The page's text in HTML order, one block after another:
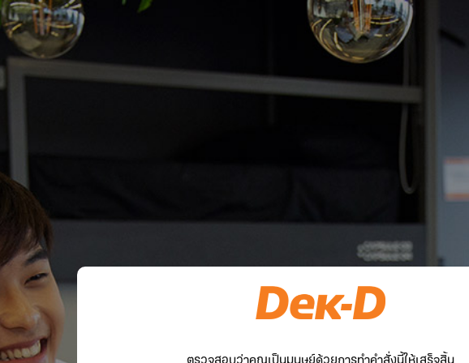
ตรวจสอบว่าคุณเป็นมนุษย์ด้วยการทำคำสั่งนี้ให้เสร็จสิ้น